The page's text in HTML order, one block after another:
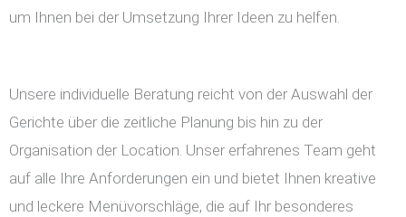
um Ihnen bei der Umsetzung Ihrer Ideen zu helfen.
Unsere individuelle Beratung reicht von der Auswahl der
Gerichte über die zeitliche Planung bis hin zu der
Organisation der Location. Unser erfahrenes Team geht
auf alle Ihre Anforderungen ein und bietet Ihnen kreative
und leckere Menüvorschläge, die auf Ihr besonderes